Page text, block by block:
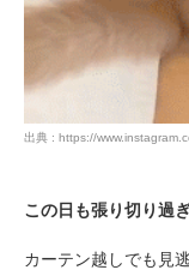
出典 : https://
この日も張り切り過
カーテン越しでも見
いぬ部を